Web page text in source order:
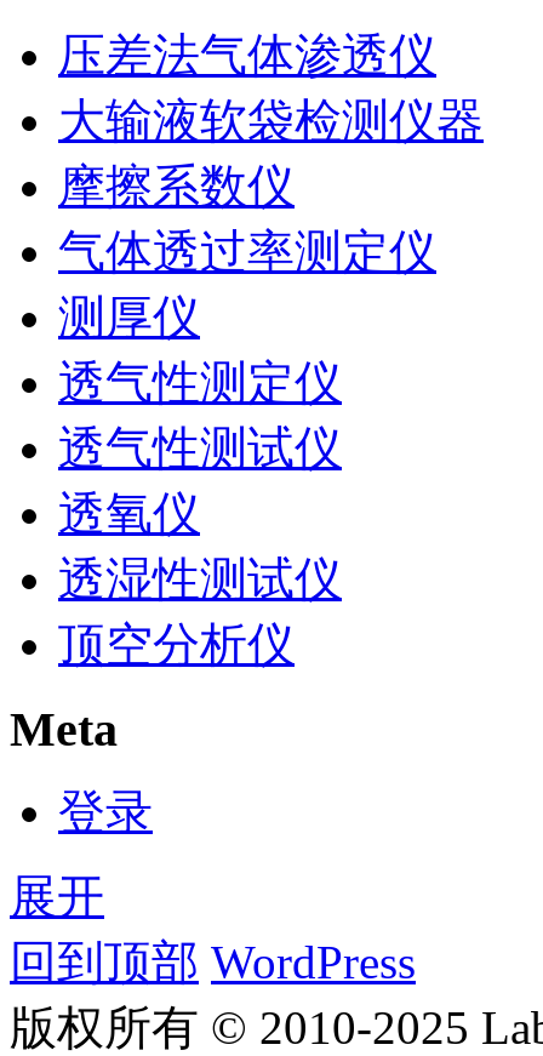
压差法气体渗透仪
大输液软袋检测仪器
摩擦系数仪
气体透过率测定仪
测厚仪
透气性测定仪
透气性测试仪
透氧仪
透湿性测试仪
顶空分析仪
Meta
登录
展开
回到顶部 WordPress
版权所有 © 2010-2025